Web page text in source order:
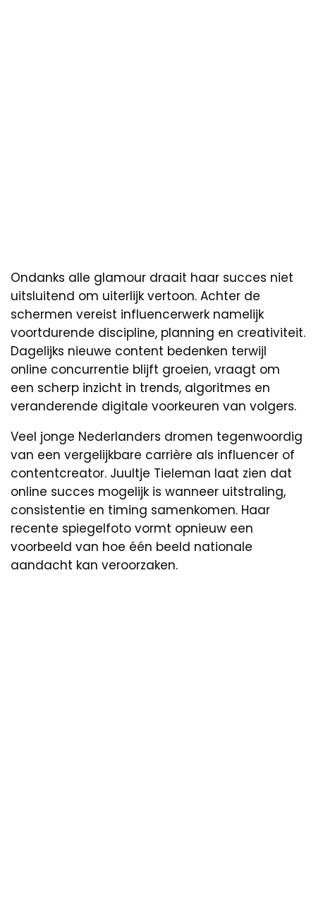
Ondanks alle glamour draait haar succes niet
uitsluitend om uiterlijk vertoon. Achter de
schermen vereist influencerwerk namelijk
voortdurende discipline, planning en creativiteit.
Dagelijks nieuwe content bedenken terwijl
online concurrentie blijft groeien, vraagt om
een scherp inzicht in trends, algoritmes en
veranderende digitale voorkeuren van volgers.
Veel jonge Nederlanders dromen tegenwoordig
van een vergelijkbare carrière als influencer of
contentcreator. Juultje Tieleman laat zien dat
online succes mogelijk is wanneer uitstraling,
consistentie en timing samenkomen. Haar
recente spiegelfoto vormt opnieuw een
voorbeeld van hoe één beeld nationale
aandacht kan veroorzaken.